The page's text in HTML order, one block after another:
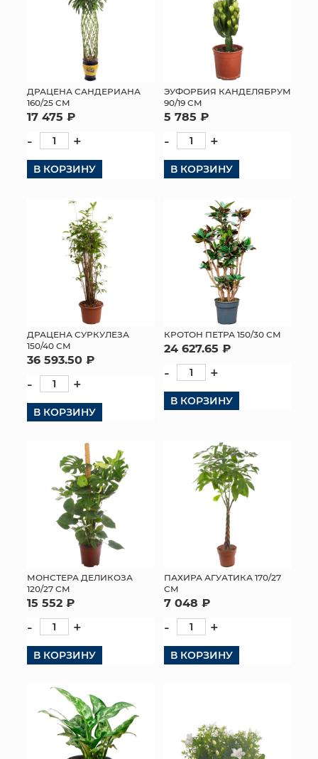
ДРАЦЕНА САНДЕРИАНА
160/25 СМ
17 475 ₽
- +
В КОРЗИНУ
ЭУФОРБИЯ КАНДЕЛЯБРУМ
90/19 СМ
5 785 ₽
- +
В КОРЗИНУ
ДРАЦЕНА СУРКУЛЕЗА
150/40 СМ
36 593.50 ₽
- +
В КОРЗИНУ
КРОТОН ПЕТРА 150/30 СМ
24 627.65 ₽
- +
В КОРЗИНУ
МОНСТЕРА ДЕЛИКОЗА
120/27 СМ
15 552 ₽
- +
В КОРЗИНУ
ПАХИРА АГУАТИКА 170/27
СМ
7 048 ₽
- +
В КОРЗИНУ